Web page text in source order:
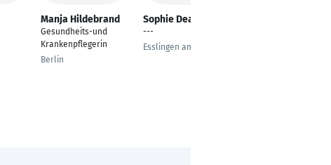
Manja Hildebrand
Gesundheits-und
Krankenpflegerin
Berlin
Sophie Deak
---
Esslingen am Neckar